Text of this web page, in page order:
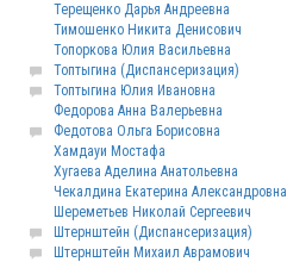
Терещенко Дарья Андреевна
Тимошенко Никита Денисович
Топоркова Юлия Васильевна
Топтыгина (Диспансеризация)
Топтыгина Юлия Ивановна
Федорова Анна Валерьевна
Федотова Ольга Борисовна
Хамдауи Мостафа
Хугаева Аделина Анатольевна
Чекалдина Екатерина Александровна
Шереметьев Николай Сергеевич
Штернштейн (Диспансеризация)
Штернштейн Михаил Аврамович